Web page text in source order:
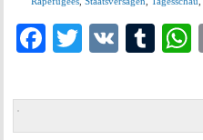
Facebook
Twitter
VK